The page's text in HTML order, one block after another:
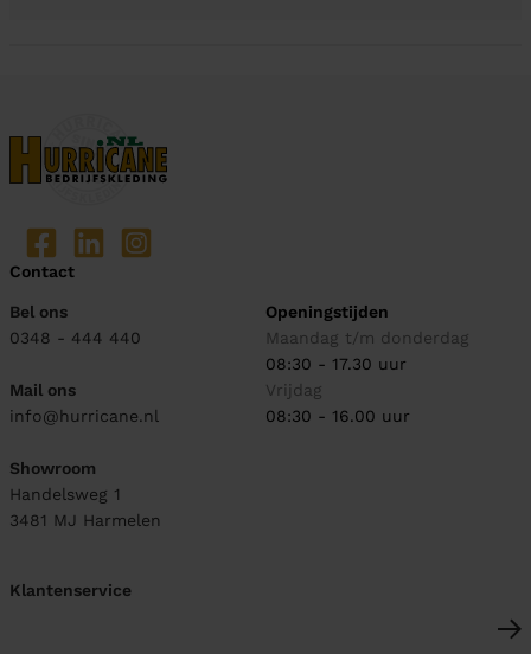
Contact
Bel ons
0348 - 444 440
Mail ons
info@hurricane.nl
Showroom
Handelsweg 1
3481 MJ Harmelen
Openingstijden
Maandag t/m donderdag
08:30 - 17.30 uur
Vrijdag
08:30 - 16.00 uur
Klantenservice